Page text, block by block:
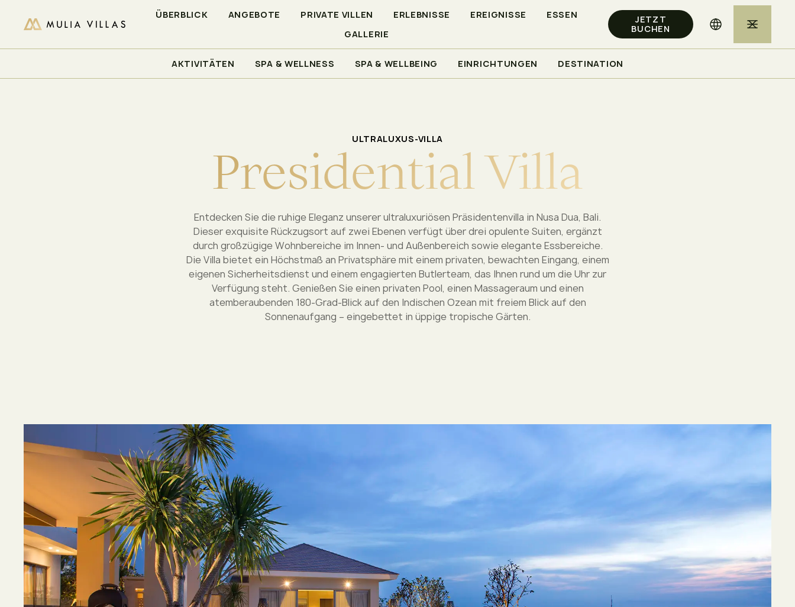
VERFÜGBARKEIT PRÜFEN ÜBERBLICK ANGEBOTE PRIVATE VILLEN ERLEBNISSE EREIGNISSE
ESSEN
GALLERIE
JETZT
BUCHEN
AKTIVITÄTEN SPA & WELLNESS SPA & WELLBEING EINRICHTUNGEN DESTINATION
UNTERKÜNFTE/PRESIDENTIAL VILLA
ULTRALUXUS-VILLA
PresidentialVilla
Entdecken Sie die ruhige Eleganz unserer ultraluxuriösen Präsidentenvilla in Nusa Dua, Bali.
Dieser exquisite Rückzugsort auf zwei Ebenen verfügt über drei opulente Suiten, ergänzt
durch großzügige Wohnbereiche im Innen- und Außenbereich sowie elegante Essbereiche.
Die Villa bietet ein Höchstmaß an Privatsphäre mit einem privaten, bewachten Eingang, einem
eigenen Sicherheitsdienst und einem engagierten Butlerteam, das Ihnen rund um die Uhr zur
Verfügung steht. Genießen Sie einen privaten Pool, einen Massageraum und einen
atemberaubenden 180-Grad-Blick auf den Indischen Ozean mit freiem Blick auf den
Sonnenaufgang – eingebettet in üppige tropische Gärten.